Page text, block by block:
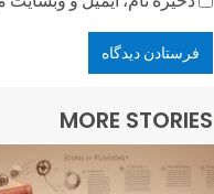
MORE STORIES